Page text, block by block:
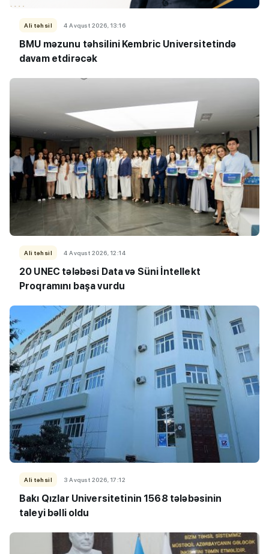
Ali təhsil 4 Avqust 2026, 13:16
BMU məzunu təhsilini Kembric Universitetində
davam etdirəcək
Ali təhsil 4 Avqust 2026, 12:14
20 UNEC tələbəsi Data və Süni İntellekt
Proqramını başa vurdu
Ali təhsil 3 Avqust 2026, 17:12
Bakı Qızlar Universitetinin 1568 tələbəsinin
taleyi bəlli oldu